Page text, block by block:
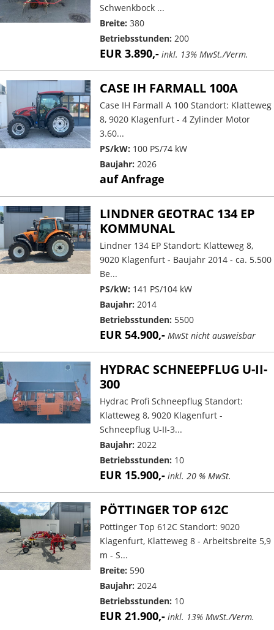
Schwenkbock ...
Breite: 380
Betriebsstunden: 200
EUR 3.890,- inkl. 13% MwSt./Verm.
CASE IH FARMALL 100A
Case IH Farmall A 100 Standort: Klatteweg
8, 9020 Klagenfurt - 4 Zylinder Motor
3.60...
PS/kW: 100 PS/74 kW
Baujahr: 2026
auf Anfrage
LINDNER GEOTRAC 134 EP
KOMMUNAL
Lindner 134 EP Standort: Klatteweg 8,
9020 Klagenfurt - Baujahr 2014 - ca. 5.500
Be...
PS/kW: 141 PS/104 kW
Baujahr: 2014
Betriebsstunden: 5500
EUR 54.900,- MwSt nicht ausweisbar
HYDRAC SCHNEEPFLUG U-II-
300
Hydrac Profi Schneepflug Standort:
Klatteweg 8, 9020 Klagenfurt -
Schneepflug U-II-3...
Baujahr: 2022
Betriebsstunden: 10
EUR 15.900,- inkl. 20 % MwSt.
PÖTTINGER TOP 612C
Pöttinger Top 612C Standort: 9020
Klagenfurt, Klatteweg 8 - Arbeitsbreite 5,9
m - S...
Breite: 590
Baujahr: 2024
Betriebsstunden: 10
EUR 21.900,- inkl. 13% MwSt./Verm.